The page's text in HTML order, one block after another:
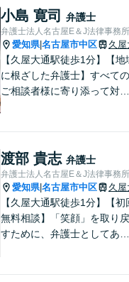
ご提供。小さなお困り事でも
構いません【夜間・休日面
談】【完全個室】【今池駅3
分】
小島 寛司 弁護士
弁護士法人名古屋E＆J法律事務所
愛知県|名古屋市中区 久屋
【久屋大通駅徒歩1分】【地
に根ざした弁護士】すべての
ご相談者様に寄り添って対応
ルに対応可能。【明確な料金
体系】当事務所は信頼と安心
をモットーに業務に取り組ん
でいます。
渡部 貴志 弁護士
弁護士法人名古屋E＆J法律事務所
愛知県|名古屋市中区 久屋
【久屋大通駅徒歩1分】【初
無料相談】「笑顔」を取り戻
すために、弁護士としてあら